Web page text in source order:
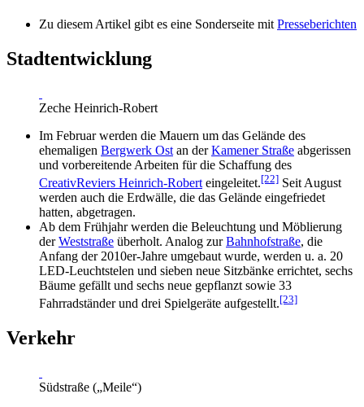
Zu diesem Artikel gibt es eine Sonderseite mit Presseberichten
Stadtentwicklung
Zeche Heinrich-Robert
Im Februar werden die Mauern um das Gelände des
ehemaligen Bergwerk Ost an derKamener Straße abgerissen
und vorbereitende Arbeiten für die Schaffung des
CreativReviers Heinrich-Robert eingeleitet.[22] Seit August
werden auch die Erdwälle, die das Gelände eingefriedet
hatten, abgetragen.
Ab dem Frühjahr werden die Beleuchtung und Möblierung
derWeststraße überholt. Analog zurBahnhofstraße, die
Anfang der 2010er-Jahre umgebaut wurde, werden u. a. 20
LED-Leuchtstelen und sieben neue Sitzbänke errichtet, sechs
Bäume gefällt und sechs neue gepflanzt sowie 33
Fahrradständer und drei Spielgeräte aufgestellt.[23]
Verkehr
Südstraße („Meile“)